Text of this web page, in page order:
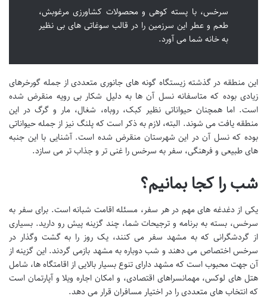
سرخس، با پسته کوهی و محصولات کشاورزی مرغوبش،
طعم و عطر این سرزمین را در قالب سوغاتی های بی نظیر
به خانه شما می آورد.
این منطقه در گذشته زیستگاه گونه های جانوری متعددی از جمله گورخرهای
زیادی بوده که متاسفانه نسل آن ها به دلیل شکار بی رویه منقرض شده
است. اما همچنان حیواناتی نظیر کبک، روباه، شغال، مار و گرگ در این
منطقه یافت می شوند. البته، لازم به ذکر است که پلنگ نیز از جمله حیواناتی
بوده که نسل آن در این شهرستان منقرض شده است. آشنایی با این جنبه
های طبیعی و فرهنگی، سفر به سرخس را غنی تر و جذاب تر می سازد.
شب را کجا بمانیم؟
یکی از دغدغه های مهم در هر سفر، مسئله اقامت شبانه است. برای سفر به
سرخس، بسته به برنامه و ترجیحات شما، چند گزینه پیش رو دارید. بسیاری
از گردشگرانی که به مشهد سفر می کنند، یک روز را به گشت وگذار در
سرخس اختصاص می دهند و شب دوباره به مشهد بازمی گردند. این گزینه از
آن جهت محبوب است که مشهد دارای تنوع بسیار بالایی از اقامتگاه ها، شامل
هتل های لوکس، مهمانسراهای اقتصادی، و امکان اجاره ویلا و آپارتمان است
که انتخاب های متعددی را در اختیار مسافران قرار می دهد.